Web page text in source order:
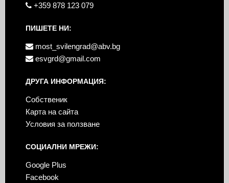
+359 878 123 079
ПИШЕТЕ НИ:
most_svilengrad@abv.bg
esvgrd@gmail.com
ДРУГА ИНФОРМАЦИЯ:
Собственик
Карта на сайта
Условия за ползване
СОЦИАЛНИ МРЕЖИ:
Google Plus
Facebook